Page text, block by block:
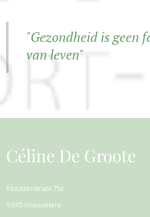
"Gezondheid is geen
van leven"
Céline De Groote
Kloosterstraat 71a
9910 Knesselare